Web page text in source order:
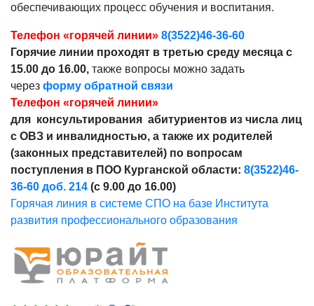
обеспечивающих процесс обучения и воспитания.
Телефон «горячей линии» 8(3522)46-36-60
Горячие линии проходят в третью среду месяца с
15.00 до 16.00, также вопросы можно задать
через форму обратной связи
Телефон «горячей линии»
для консультирования абитуриентов из числа лиц
с ОВЗ и инвалидностью, а также их родителей
(законных представителей) по вопросам
поступления в ПОО Курганской области: 8(3522)46-
36-60 доб. 214 (с 9.00 до 16.00)
Горячая линия в системе СПО на базе Института
развития профессионального образования